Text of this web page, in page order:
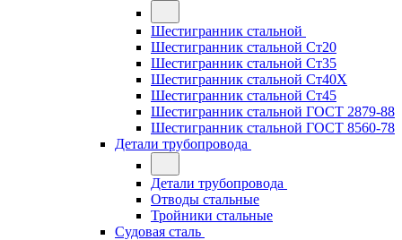
Шестигранник стальной
Шестигранник стальной Ст20
Шестигранник стальной Ст35
Шестигранник стальной Ст40Х
Шестигранник стальной Ст45
Шестигранник стальной ГОСТ 2879-88
Шестигранник стальной ГОСТ 8560-78
Детали трубопровода
Детали трубопровода
Отводы стальные
Тройники стальные
Судовая сталь